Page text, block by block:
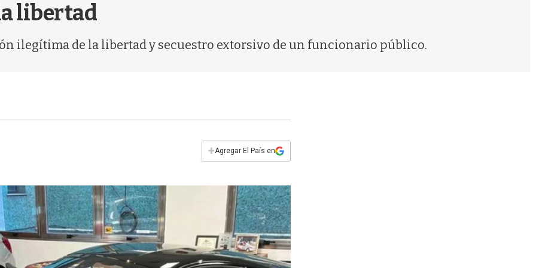
libertad
ilegítima de la libertad y secuestro extorsivo de un funcionario público.
+Agregar El País en